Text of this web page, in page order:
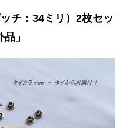
チ：34ミリ）2枚セッ
」